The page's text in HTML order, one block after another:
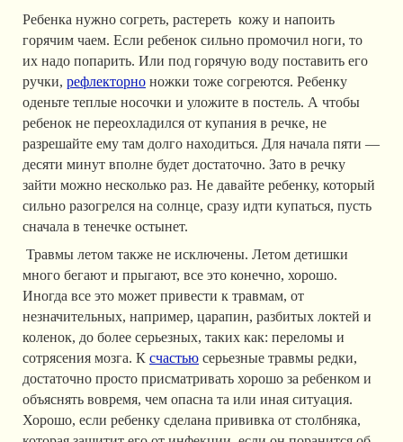
Ребенка нужно согреть, растереть кожу и напоить
горячим чаем. Если ребенок сильно промочил ноги, то
их надо попарить. Или под горячую воду поставить его
ручки, рефлекторно ножки тоже согреются. Ребенку
оденьте теплые носочки и уложите в постель. А чтобы
ребенок не переохладился от купания в речке, не
разрешайте ему там долго находиться. Для начала пяти —
десяти минут вполне будет достаточно. Зато в речку
зайти можно несколько раз. Не давайте ребенку, который
сильно разогрелся на солнце, сразу идти купаться, пусть
сначала в тенечке остынет.
Травмы летом также не исключены. Летом детишки
много бегают и прыгают, все это конечно, хорошо.
Иногда все это может привести к травмам, от
незначительных, например, царапин, разбитых локтей и
коленок, до более серьезных, таких как: переломы и
сотрясения мозга. К счастью серьезные травмы редки,
достаточно просто присматривать хорошо за ребенком и
объяснять вовремя, чем опасна та или иная ситуация.
Хорошо, если ребенку сделана прививка от столбняка,